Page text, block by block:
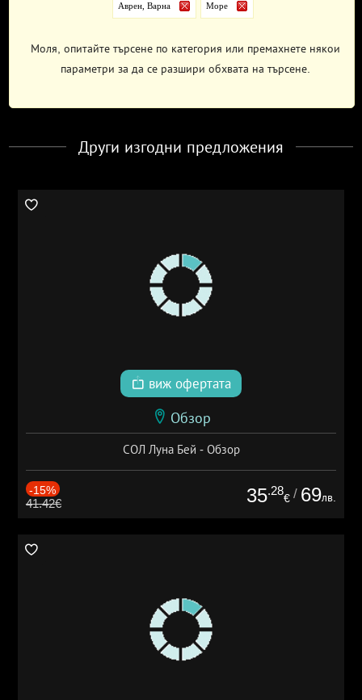
Аврен, Варна Море
Моля, опитайте търсене по категория или премахнете някои
параметри за да се разшири обхвата на търсене.
Други изгодни предложения
виж офертата
Обзор
СОЛ Луна Бей - Обзор
-15%
41.42€ 35.28
€ / 69лв.